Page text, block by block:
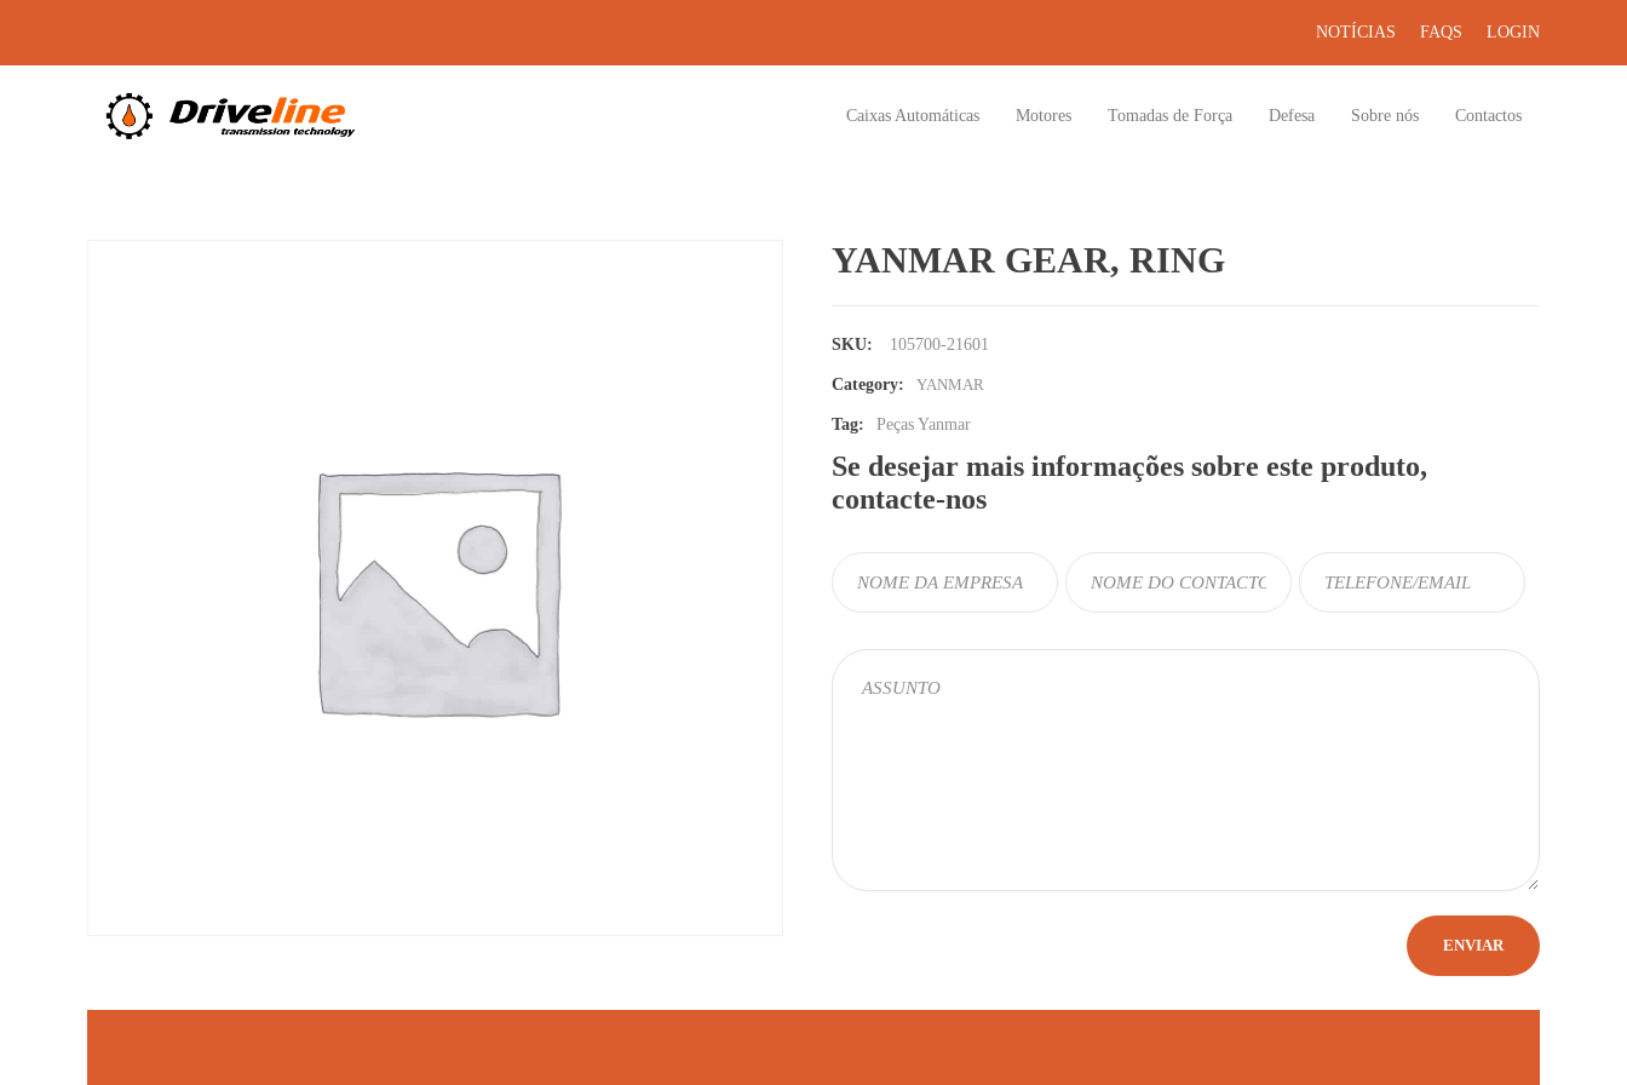
NOTÍCIAS FAQS LOGIN
Caixas Automáticas Motores Tomadas de Força Defesa Sobre nós Contactos
YANMAR GEAR, RING
SKU: 105700-21601
Category: YANMAR
Tag: Peças Yanmar
Se desejar mais informações sobre este produto,
contacte-nos